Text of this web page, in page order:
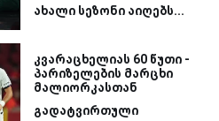
ახალი სეზონი აიღებს...
კვარაცხელიას 60 წუთი -
პარიზელების მარცხი
მალიორკასთან
გადატვირთული